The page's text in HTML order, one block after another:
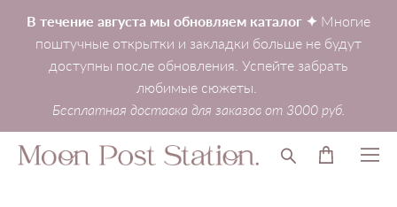
В течение августа мы обновляем каталог ✦ Многие
поштучные открытки и закладки больше не будут
доступны после обновления. Успейте забрать
любимые сюжеты.
Бесплатная доставка для заказов от 3000 руб.